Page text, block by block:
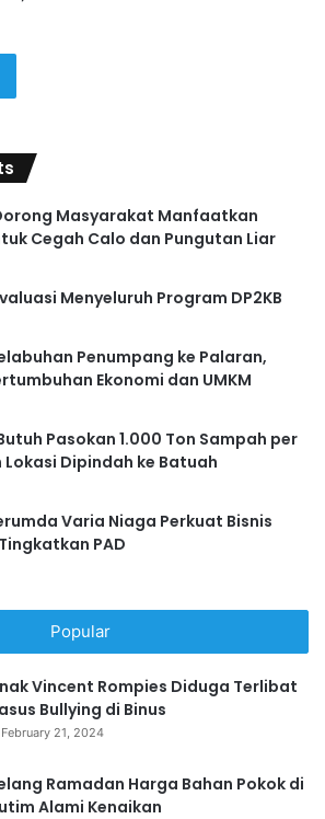
Masyarakat Manfaatkan
Cegah Calo dan Pungutan Liar
Menyeluruh Program DP2KB
Penumpang ke Palaran,
Ekonomi dan UMKM
Pasokan 1.000 Ton Sampah per
Lokasi Dipindah ke Batuah
Varia Niaga Perkuat Bisnis
PAD
Popular
Vincent Rompies Diduga Terlibat
Bullying di Binus
February 21, 2024
Ramadan Harga Bahan Pokok di
Alami Kenaikan